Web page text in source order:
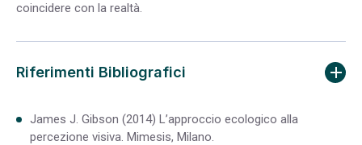
coincidere con la realtà.
Riferimenti Bibliografici
James J. Gibson (2014) L’approccio ecologico alla
percezione visiva. Mimesis, Milano.